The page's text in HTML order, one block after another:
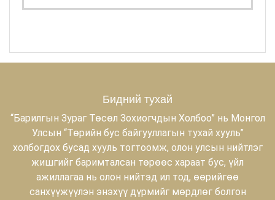
Бидний тухай
“Барилгын Зураг Төсөл Зохиогчдын Холбоо” нь Монгол
Улсын “Төрийн бус байгууллагын тухай хууль”
холбогдох бусад хууль тогтоомж, олон улсын нийтлэг
жишгийг баримталсан төрөөс хараат бус, үйл
ажиллагаа нь олон нийтэд ил тод, өөрийгөө
санхүүжүүлэн энэхүү дүрмийг мөрдлөг болгон